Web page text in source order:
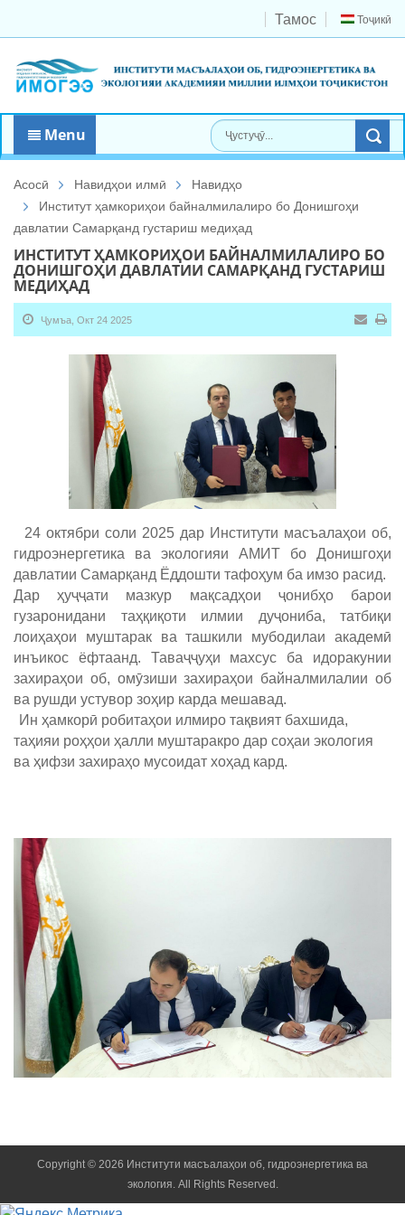
Тоҷикӣ
Тамос
Menu
Асосӣ Навидҳои илмӣ
Навидҳо
Институт ҳамкориҳои байналмилалиро бо Донишгоҳи
давлатии Самарқанд густариш медиҳад
ИНСТИТУТ ҲАМКОРИҲОИ БАЙНАЛМИЛАЛИРО БО
ДОНИШГОҲИ ДАВЛАТИИ САМАРҚАНД ГУСТАРИШ
МЕДИҲАД
Ҷумъа, Окт 24 2025
24 октябри соли 2025 дар Институти масъалаҳои об,
гидроэнергетика ва экологияи АМИТ бо Донишгоҳи
давлатии Самарқанд Ёддошти тафоҳум ба имзо расид.
Дар ҳуҷҷати мазкур мақсадҳои ҷонибҳо барои
гузаронидани таҳқиқоти илмии дуҷониба, татбиқи
лоиҳаҳои муштарак ва ташкили мубодилаи академӣ
инъикос ёфтаанд. Таваҷҷуҳи махсус ба идоракунии
захираҳои об, омӯзиши захираҳои байналмилалии об
ва рушди устувор зоҳир карда мешавад.
Ин ҳамкорӣ робитаҳои илмиро тақвият бахшида,
таҳияи роҳҳои ҳалли муштаракро дар соҳаи экология
ва ҳифзи захираҳо мусоидат хоҳад кард.
Copyright © 2026 Институти масъалаҳои об, гидроэнергетика ва
экология. All Rights Reserved.